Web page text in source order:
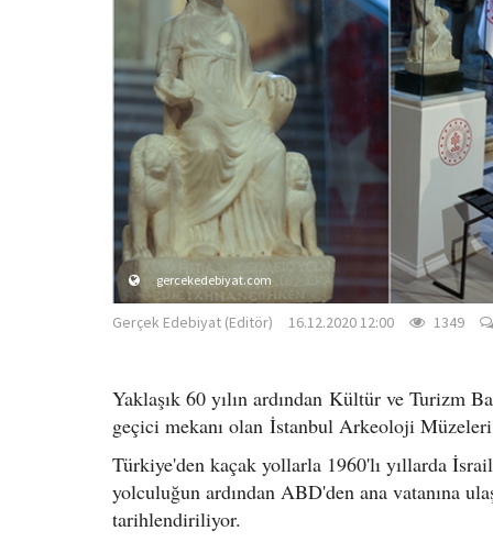
gercekedebiyat.com
Gerçek Edebiyat (Editör) 16.12.2020 12:00 1349
Yaklaşık 60 yılın ardından Kültür ve Turizm
geçici mekanı olan İstanbul Arkeoloji
Türkiye'den kaçak yollarla 1960'lı yıllarda
yolculuğun ardından ABD'den ana vatanına
tarihlendiriliyor.